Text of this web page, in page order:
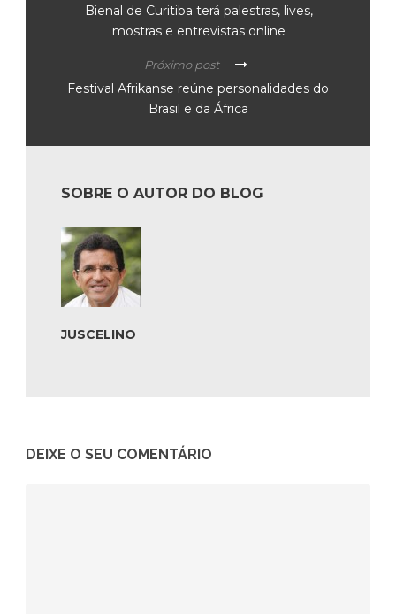
Bienal de Curitiba terá palestras, lives,
mostras e entrevistas online
Próximo post
Festival Afrikanse reúne personalidades do
Brasil e da África
SOBRE O AUTOR DO BLOG
JUSCELINO
DEIXE O SEU COMENTÁRIO